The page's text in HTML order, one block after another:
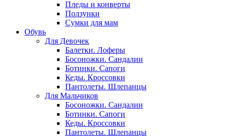
Пледы и конверты
Ползунки
Сумки для мам
Обувь
Для Девочек
Балетки. Лоферы
Босоножки. Сандалии
Ботинки. Сапоги
Кеды. Кроссовки
Пантолеты. Шлепанцы
Для Мальчиков
Босоножки. Сандалии
Ботинки. Сапоги
Кеды. Кроссовки
Пантолеты. Шлепанцы